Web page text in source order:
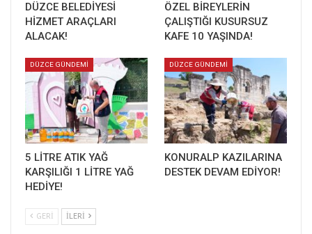
DÜZCE BELEDİYESİ
HİZMET ARAÇLARI
ALACAK!
ÖZEL BİREYLERİN
ÇALIŞTIĞI KUSURSUZ
KAFE 10 YAŞINDA!
DÜZCE GÜNDEMİ
5 LİTRE ATIK YAĞ
KARŞILIĞI 1 LİTRE YAĞ
HEDİYE!
DÜZCE GÜNDEMİ
KONURALP KAZILARINA
DESTEK DEVAM EDİYOR!
GERI İLERI